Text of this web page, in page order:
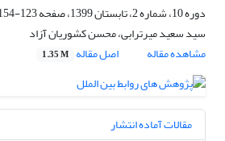
دوره 10، شماره 2، تابستان 1399، صفحه
123-154
سید سعید میرترابی، محسن کشوریان آزاد
مشاهده مقاله
اصل مقاله 1.35 M
مقالات آماده انتشار